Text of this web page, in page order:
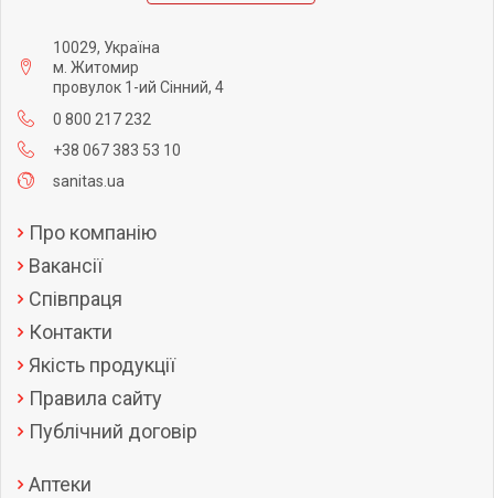
10029, Україна
м. Житомир
провулок 1-ий Сінний, 4
0 800 217 232
+38 067 383 53 10
sanitas.ua
Про компанію
Вакансії
Співпраця
Контакти
Якість продукції
Правила сайту
Публічний договір
Аптеки